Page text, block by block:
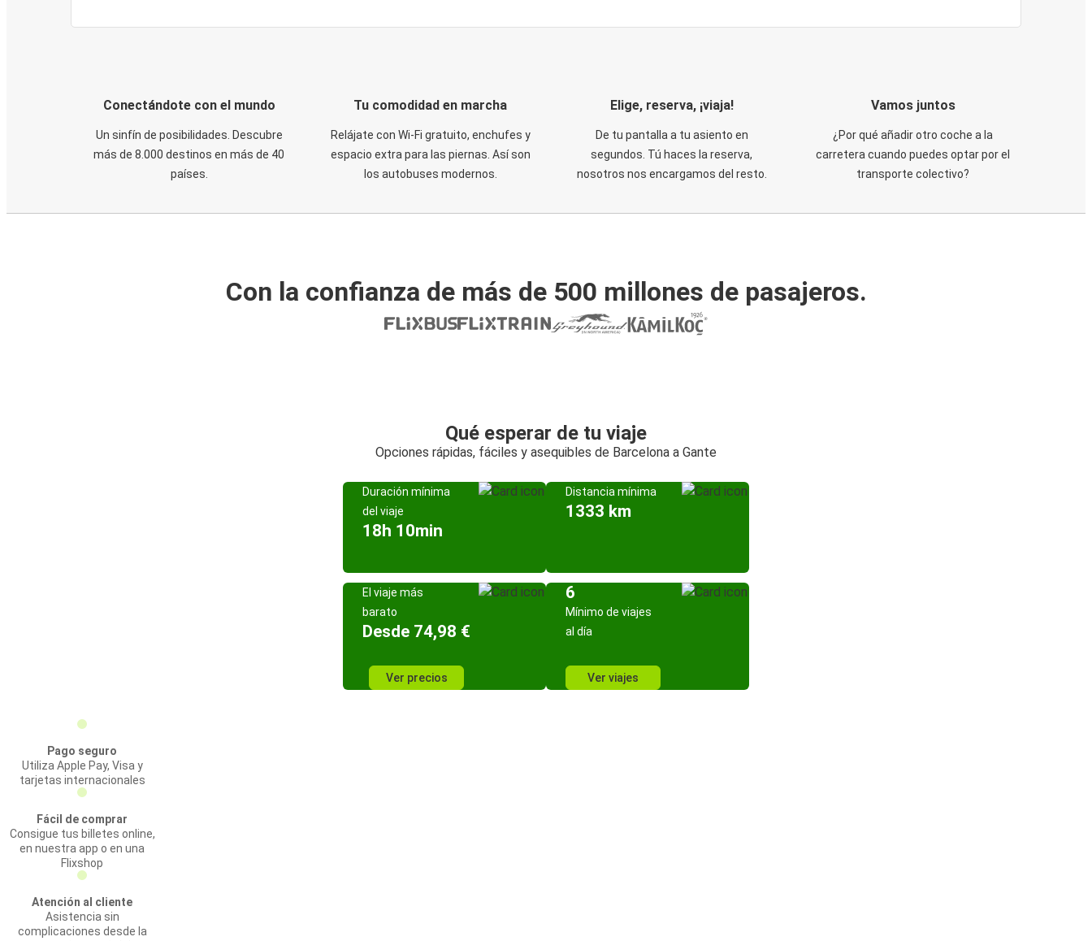
Conectándote con el mundo
Un sinfín de posibilidades. Descubre
más de 8.000 destinos en más de 40
países.
Tu comodidad en marcha
Relájate con Wi-Fi gratuito, enchufes y
espacio extra para las piernas. Así son
los autobuses modernos.
Elige, reserva, ¡viaja!
De tu pantalla a tu asiento en
segundos. Tú haces la reserva,
nosotros nos encargamos del resto.
Vamos juntos
¿Por qué añadir otro coche a la
carretera cuando puedes optar por el
transporte colectivo?
Con la confianza de más de 500 millones de pasajeros.
Qué esperar de tu viaje
Opciones rápidas, fáciles y asequibles de Barcelona a Gante
Duración mínima
del viaje
18h 10min
Distancia mínima
1333 km
El viaje más
barato
Desde 74,98 €
Ver precios
6
Mínimo de viajes
al día
Ver viajes
Pago seguro
Utiliza Apple Pay, Visa y
tarjetas internacionales
Fácil de comprar
Consigue tus billetes online,
en nuestra app o en una
Flixshop
Atención al cliente
Asistencia sin
complicaciones desde la